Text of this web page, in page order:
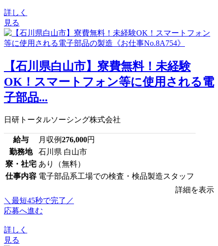
詳しく
見る
【石川県白山市】寮費無料！未経験
OK！スマートフォン等に使用される電
子部品...
日研トータルソーシング株式会社
給与 月収例276,000円
勤務地
石川県 白山市
寮・社宅 あり（無料）
仕事内容 電子部品系工場での検査・検品製造スタッフ
詳細を表示
＼最短45秒で完了／
応募へ進む
詳しく
見る